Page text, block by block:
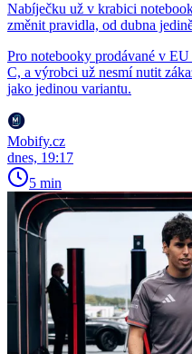
Nabíječku už v krabici
změnit pravidla, od dubna
Pro notebooky prodávané v
C, a výrobci už nesmí nutit
jako jedinou variantu.
Mobify.cz
dnes, 19:17
5 min